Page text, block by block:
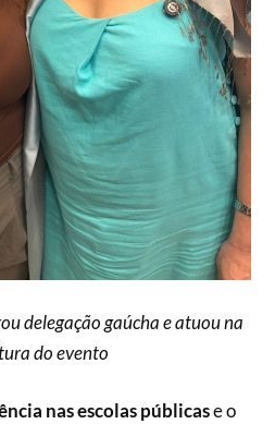
delegação gaúcha e atuou na
do evento
nas escolas públicase o